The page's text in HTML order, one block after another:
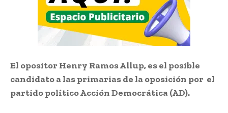
El opositor Henry Ramos Allup, es el posible
candidato a las primarias de la oposición por el
partido político Acción Democrática (AD).